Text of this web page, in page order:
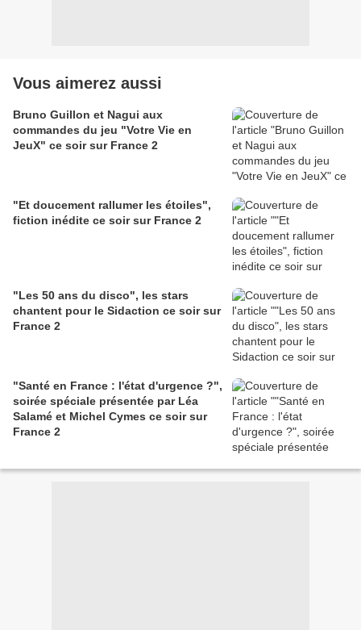
Vous aimerez aussi
Bruno Guillon et Nagui aux
commandes du jeu "Votre Vie en
JeuX" ce soir sur France 2
"Et doucement rallumer les étoiles",
fiction inédite ce soir sur France 2
"Les 50 ans du disco", les stars
chantent pour le Sidaction ce soir sur
France 2
"Santé en France : l'état d'urgence ?",
soirée spéciale présentée par Léa
Salamé et Michel Cymes ce soir sur
France 2